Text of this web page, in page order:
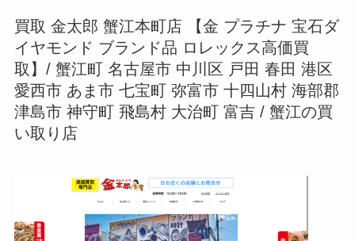
買取 金太郎 蟹江本町店 【金 プラチナ 宝石ダ
イヤモンド ブランド品 ロレックス高価買
取】/ 蟹江町 名古屋市 中川区 戸田 春田 港区
愛西市 あま市 七宝町 弥富市 十四山村 海部郡
津島市 神守町 飛島村 大治町 富吉 / 蟹江の買
い取り店